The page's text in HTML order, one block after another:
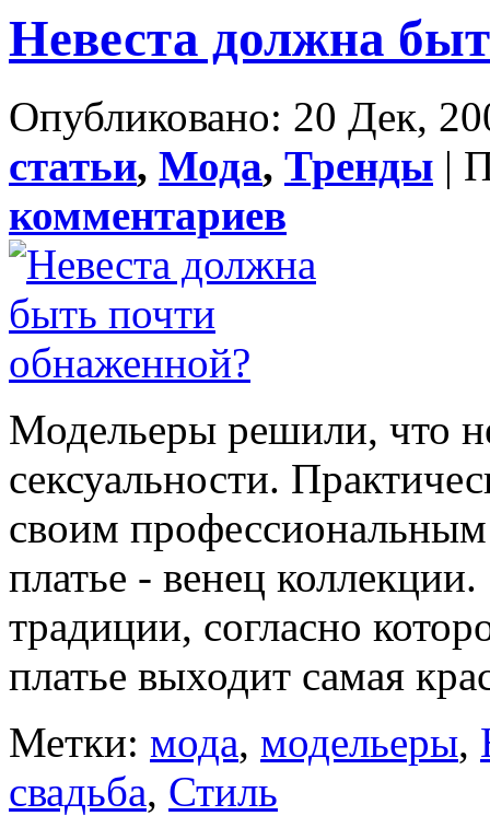
Невеста должна
Опубликовано: 20 Дек,
статьи, Мода, Тренды |
комментариев
Модельеры решили, что
сексуальности.
своим профессиональным
платье - венец
традиции, согласно
платье выходит самая
Метки: мода, модельеры,
свадьба, Стиль